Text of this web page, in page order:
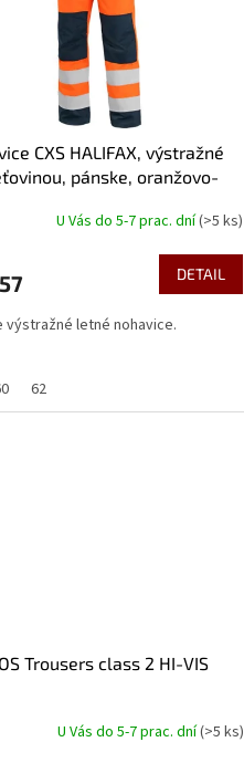
CXS HALIFAX, výstražné
pánske, oranžovo-
U Vás do 5-7 prac. dní(>5 ks)
DETAIL
výstražné letné nohavice.
62
Trousers class 2 HI-VIS
U Vás do 5-7 prac. dní(>5 ks)